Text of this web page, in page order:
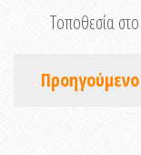
Τοποθεσία
Προηγούμενο